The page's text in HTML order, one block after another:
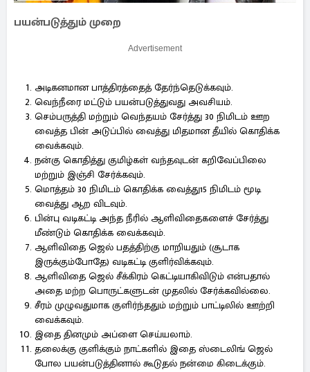
பயன்படுத்தும் முறை
Advertisement
அடிகனமான பாத்திரத்தைத் தேர்ந்தெடுக்கவும்.
வெந்நீரை மட்டும் பயன்படுத்துவது அவசியம்.
செம்பருத்தி மற்றும் வெந்தயம் சேர்த்து 30 நிமிடம் ஊற
வைத்த பின் அடுப்பில் வைத்து மிதமான தீயில் கொதிக்க
வைக்கவும்.
நன்கு கொதித்து குமிழ்கள் வந்தவுடன் கறிவேப்பிலை
மற்றும் இஞ்சி சேர்க்கவும்.
மொத்தம் 30 நிமிடம் கொதிக்க வைத்து15 நிமிடம் மூடி
வைத்து ஆற விடவும்.
பின்பு வடிகட்டி அந்த நீரில் ஆளிவிதைகளைச் சேர்த்து
மீண்டும் கொதிக்க வைக்கவும்.
ஆளிவிதை ஜெல் பதத்திற்கு மாறியதும் (சூடாக
இருக்கும்போதே) வடிகட்டி குளிர்விக்கவும்.
ஆளிவிதை ஜெல் சீக்கிரம் கெட்டியாகிவிடும் என்பதால்
அதை மற்ற பொருட்களுடன் முதலில் சேர்க்கவில்லை.
சீரம் முழுவதுமாக குளிர்ந்ததும் மற்றும் பாட்டிலில் ஊற்றி
வைக்கவும்.
இதை தினமும் அப்ளை செய்யலாம்.
தலைக்கு குளிக்கும் நாட்களில் இதை ஸ்டைலிங் ஜெல்
போல பயன்படுத்தினால் கூடுதல் நன்மை கிடைக்கும்.